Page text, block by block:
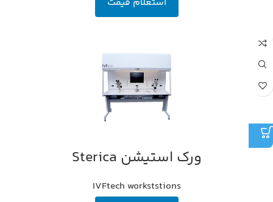
ورک استیشن Sterica
IVFtech workststions